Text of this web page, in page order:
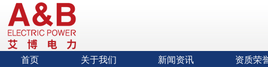
首页 关于我们 新闻资讯 资质荣